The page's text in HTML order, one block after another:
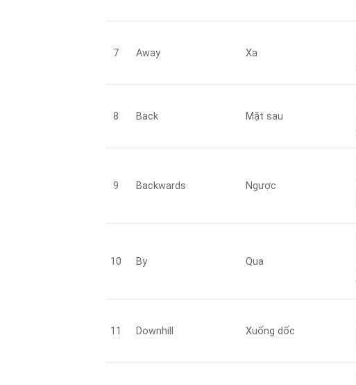
7 Away Xa
8 Back Mặt sau
9 Backwards Ngược
10 By Qua
11 Downhill Xuống dốc